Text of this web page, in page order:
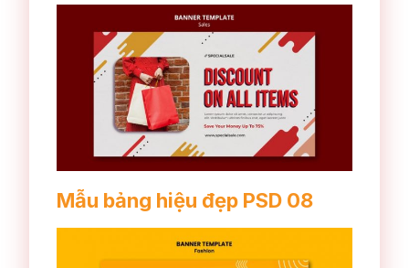
Mẫu bảng hiệu đẹp PSD 08